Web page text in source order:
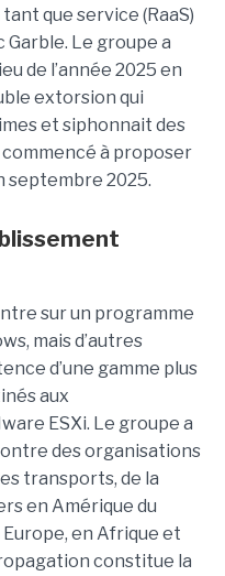
que service (RaaS)
Le groupe a
de l’année 2025 en
extorsion qui
et siphonnait des
à proposer
septembre 2025.
sur un programme
mais d’autres
d’une gamme plus
aux
ESXi. Le groupe a
des organisations
transports, de la
en Amérique du
Europe, en Afrique et
constitue la